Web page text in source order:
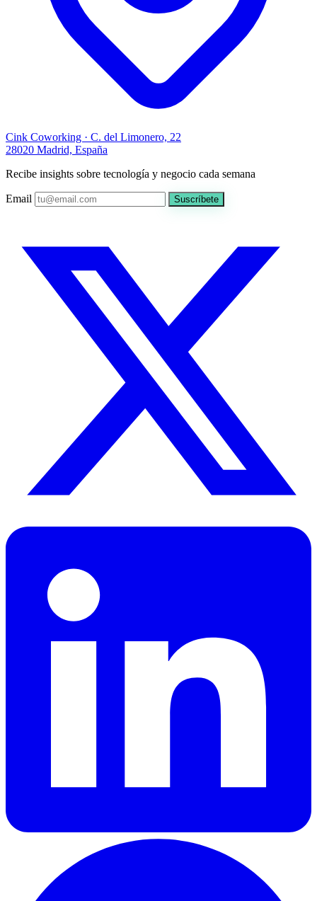
Cink Coworking · C. del Limonero, 22
28020 Madrid, España
Recibe insights sobre tecnología y negocio cada semana
Email Suscríbete